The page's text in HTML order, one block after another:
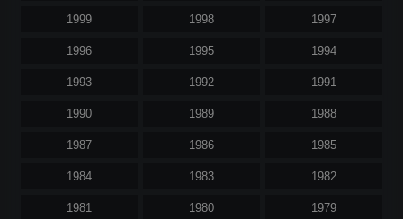
1999 1998 1997
1996 1995 1994
1993 1992 1991
1990 1989 1988
1987 1986 1985
1984 1983 1982
1981 1980 1979